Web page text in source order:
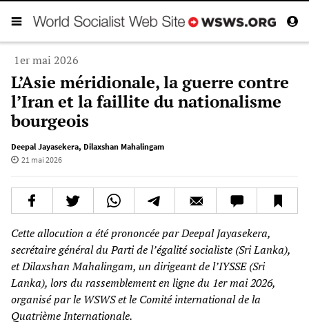
1er mai 2026
L’Asie méridionale, la guerre contre
l’Iran et la faillite du nationalisme
bourgeois
Deepal Jayasekera, Dilaxshan Mahalingam
21 mai 2026
Cette allocution a été prononcée par Deepal Jayasekera,
secrétaire général du Parti de l’égalité socialiste (Sri Lanka),
et Dilaxshan Mahalingam, un dirigeant de l’IYSSE (Sri
Lanka), lors du rassemblement en ligne du 1er mai 2026,
organisé par le WSWS et le Comité international de la
Quatrième Internationale.